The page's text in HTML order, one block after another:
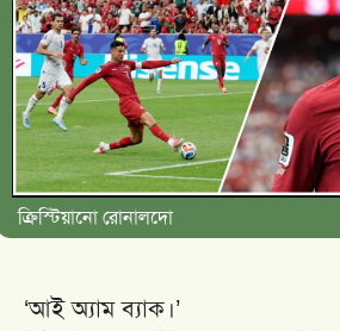
ক্রিস্টিয়ানো রোনালদো
‘আই অ্যাম ব্যাক।’